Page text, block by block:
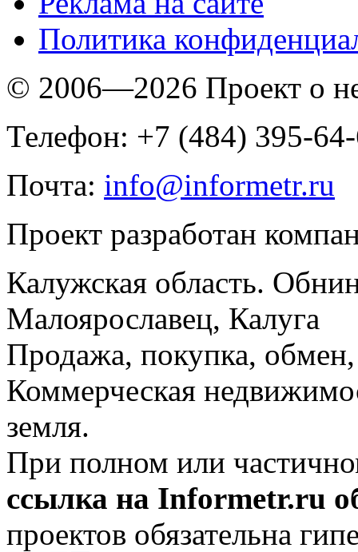
Политика
© 2006—2026 Проект о
Телефон: +7 (484) 395-
Почта: info@informetr.ru
Проект разработан
Калужская область.
Малоярославец, Калуга
Продажа, покупка, обмен,
Коммерческая
земля.
При полном или
ссылка на Informetr.ru
проектов обязательна